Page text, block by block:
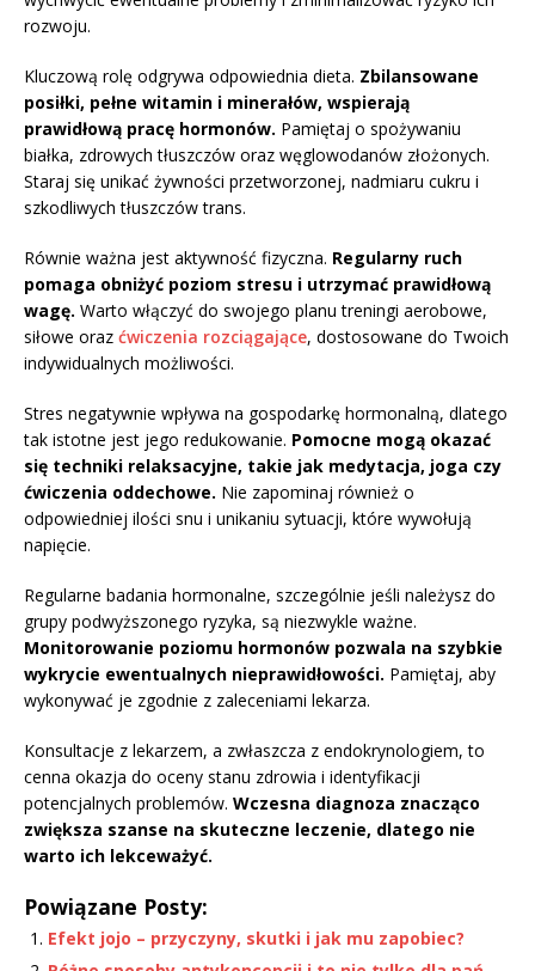
rozwoju.
Kluczową rolę odgrywa odpowiednia dieta. Zbilansowane
posiłki, pełne witamin i minerałów, wspierają
prawidłową pracę hormonów. Pamiętaj o spożywaniu
białka, zdrowych tłuszczów oraz węglowodanów złożonych.
Staraj się unikać żywności przetworzonej, nadmiaru cukru i
szkodliwych tłuszczów trans.
Równie ważna jest aktywność fizyczna. Regularny ruch
pomaga obniżyć poziom stresu i utrzymać prawidłową
wagę. Warto włączyć do swojego planu treningi aerobowe,
siłowe oraz ćwiczenia rozciągające, dostosowane do Twoich
indywidualnych możliwości.
Stres negatywnie wpływa na gospodarkę hormonalną, dlatego
tak istotne jest jego redukowanie. Pomocne mogą okazać
się techniki relaksacyjne, takie jak medytacja, joga czy
ćwiczenia oddechowe. Nie zapominaj również o
odpowiedniej ilości snu i unikaniu sytuacji, które wywołują
napięcie.
Regularne badania hormonalne, szczególnie jeśli należysz do
grupy podwyższonego ryzyka, są niezwykle ważne.
Monitorowanie poziomu hormonów pozwala na szybkie
wykrycie ewentualnych nieprawidłowości. Pamiętaj, aby
wykonywać je zgodnie z zaleceniami lekarza.
Konsultacje z lekarzem, a zwłaszcza z endokrynologiem, to
cenna okazja do oceny stanu zdrowia i identyfikacji
potencjalnych problemów. Wczesna diagnoza znacząco
zwiększa szanse na skuteczne leczenie, dlatego nie
warto ich lekceważyć.
Powiązane Posty:
Efekt jojo – przyczyny, skutki i jak mu zapobiec?